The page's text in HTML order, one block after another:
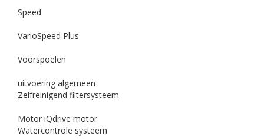
Speed
VarioSpeed Plus
Voorspoelen
uitvoering algemeen
Zelfreinigend filtersysteem
Motor iQdrive motor
Watercontrole systeem